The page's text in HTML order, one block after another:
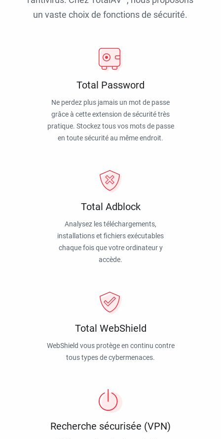
un vaste choix de fonctions de sécurité.
Total Password
Ne perdez plus jamais un mot de passe
grâce à cette extension de sécurité très
pratique. Stockez tous vos mots de passe
en toute sécurité au même endroit.
Total Adblock
Analysez les téléchargements,
installations et fichiers exécutables
chaque fois que votre ordinateur y
accède.
Total WebShield
WebShield vous protège en continu contre
tous types de cybermenaces.
Recherche sécurisée (VPN)